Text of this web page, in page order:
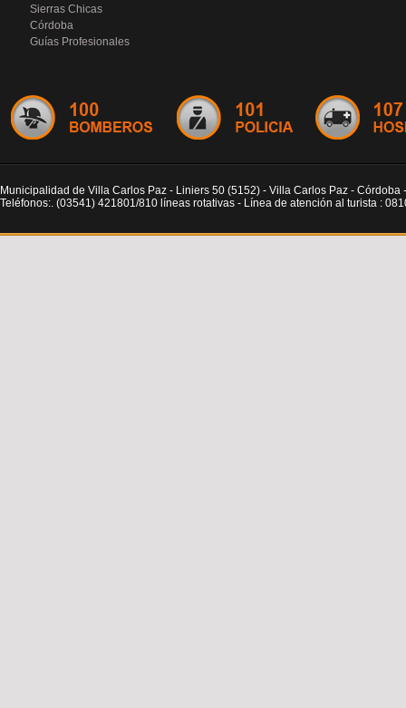
Sierras Chicas
Córdoba
Guías Profesionales
Municipalidad de Villa Carlos Paz - Liniers 50 (5152) - Villa Carlos Paz - Córdoba
Teléfonos:. (03541) 421801/810 líneas rotativas - Línea de atención al turista :